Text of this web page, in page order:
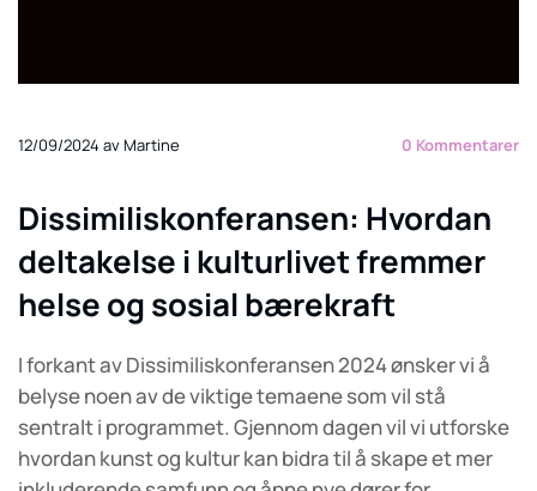
12/09/2024 av Martine 0 Kommentarer
Dissimiliskonferansen: Hvordan
deltakelse i kulturlivet fremmer
helse og sosial bærekraft
I forkant av Dissimiliskonferansen 2024 ønsker vi å
belyse noen av de viktige temaene som vil stå
sentralt i programmet. Gjennom dagen vil vi utforske
hvordan kunst og kultur kan bidra til å skape et mer